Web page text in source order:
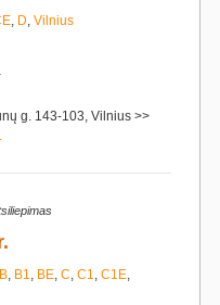
, D, Vilnius
g. 143-103, Vilnius >>
B, B1, BE, C, C1, C1E,